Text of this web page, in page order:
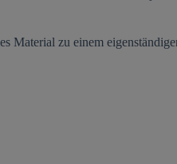
zu einem